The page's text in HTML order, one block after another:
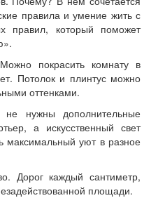
правила и умение жить с
правил, который поможет
покрасить комнату в
Потолок и плинтус можно
оттенками.
не нужны дополнительные
а искусственный свет
максимальный уют в разное
Дорог каждый сантиметр,
площади.